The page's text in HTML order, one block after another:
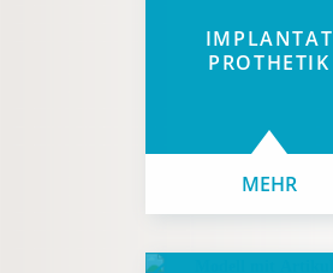
IMPLANTAT
PROTHETIK
MEHR